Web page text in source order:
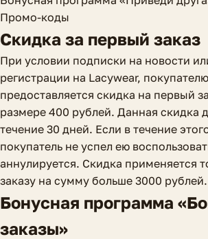
Промо-коды
Скидка за первый заказ
При условии подписки на новости
регистрации на Lacywear, покупателю
предоставляется скидка на первый
размере 400 рублей. Данная скидка
течение 30 дней. Если в течение
покупатель не успел ею
аннулируется. Скидка применяется
заказу на сумму больше 3000 рублей.
Бонусная программа
заказы»